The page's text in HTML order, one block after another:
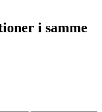
i samme